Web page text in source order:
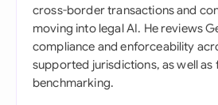
cross-border transactions and
moving into legal AI. He reviews
compliance and enforceability
supported jurisdictions, as well as
benchmarking.